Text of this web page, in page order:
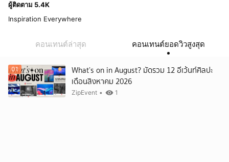
ผู้ติดตาม 5.4K
Inspiration Everywhere
คอนเทนต์ล่าสุด คอนเทนต์ยอดวิวสูงสุด
01
What’s on in August? มัดรวม 12 อีเว้นท์ศิลปะ
เดือนสิงหาคม 2026
ZipEvent • 1
ยกเลิก